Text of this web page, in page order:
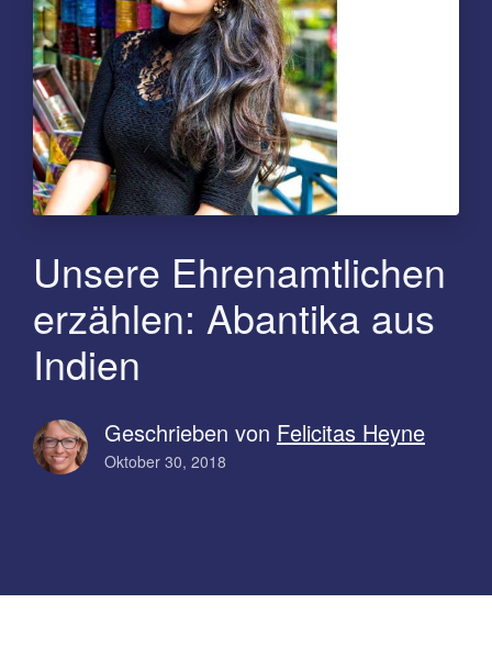
Unsere Ehrenamtlichen
erzählen: Abantika aus
Indien
Geschrieben von Felicitas Heyne
Oktober 30, 2018